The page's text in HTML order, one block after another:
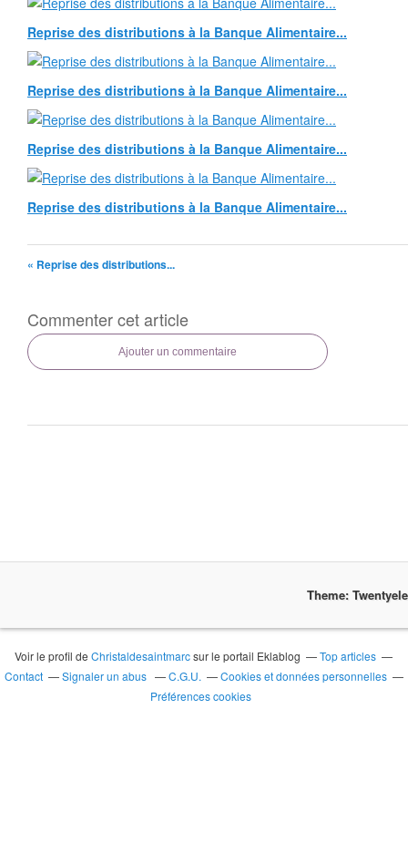
Reprise des distributions à la Banque Alimentaire...
Reprise des distributions à la Banque Alimentaire...
Reprise des distributions à la Banque Alimentaire...
Reprise des distributions à la Banque Alimentaire...
« Reprise des distributions...
Commenter cet article
Ajouter un commentaire
Theme:
Voir le profil deChristaldesaintmarcsur le portail Eklablog
Top articles
Contact
Signaler un abus C.G.U.
Cookies et données personnelles
Préférences cookies